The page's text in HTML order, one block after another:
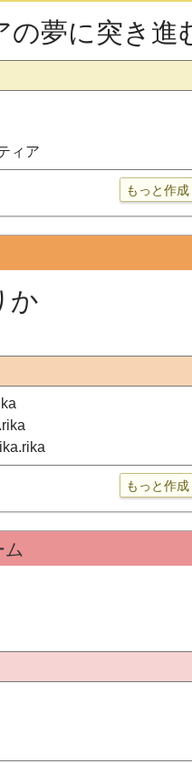
の夢に突き進
ィア
もっと作成
か
もっと作成
ム